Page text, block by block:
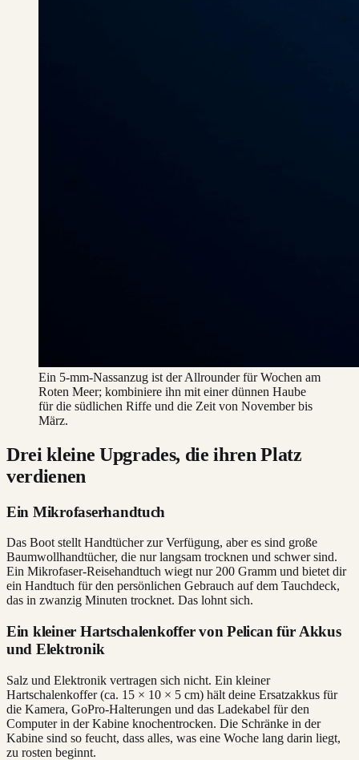
Ein 5-mm-Nassanzug ist der Allrounder für Wochen am
Roten Meer; kombiniere ihn mit einer dünnen Haube
für die südlichen Riffe und die Zeit von November bis
März.
Drei kleine Upgrades, die ihren Platz
verdienen
Ein Mikrofaserhandtuch
Das Boot stellt Handtücher zur Verfügung, aber es sind große
Baumwollhandtücher, die nur langsam trocknen und schwer sind.
Ein Mikrofaser-Reisehandtuch wiegt nur 200 Gramm und bietet dir
ein Handtuch für den persönlichen Gebrauch auf dem Tauchdeck,
das in zwanzig Minuten trocknet. Das lohnt sich.
Ein kleiner Hartschalenkoffer von Pelican für Akkus
und Elektronik
Salz und Elektronik vertragen sich nicht. Ein kleiner
Hartschalenkoffer (ca. 15 × 10 × 5 cm) hält deine Ersatzakkus für
die Kamera, GoPro-Halterungen und das Ladekabel für den
Computer in der Kabine knochentrocken. Die Schränke in der
Kabine sind so feucht, dass alles, was eine Woche lang darin liegt,
zu rosten beginnt.